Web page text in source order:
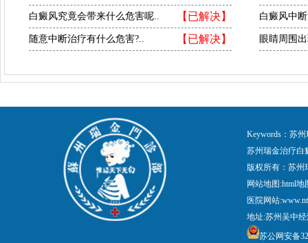
【已解决】
白癜风究竟会带来什么危害呢..
【已解决】
随意中断治疗有什么危害?..
白癜风中
眼睛周围
Keywords：苏
苏州瑞金治疗白
版权所有：苏
网站地图:html地
医院网站
地址:苏州吴中
苏公网安备